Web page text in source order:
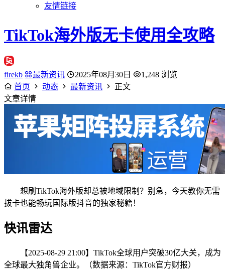
友情链接
TikTok海外版无卡使用全攻略
firekb 最新资讯 2025年08月30日
1,248 浏览
首页
动态 最新资讯
正文
文章详情
想刷TikTok海外版却总被地域限制？别急，今天教你无需
拔卡也能畅玩国际版抖音的独家秘籍！
快讯雷达
【2025-08-29 21:00】TikTok全球用户突破30亿大关，成为
全球最大独角兽企业。（数据来源：TikTok官方财报）